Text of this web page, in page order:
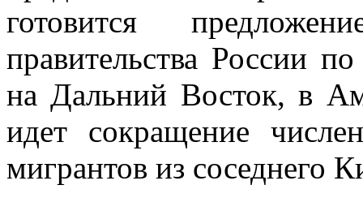
готовится
правительства России
на Дальний Восток, в
идет сокращение
мигрантов из соседнего